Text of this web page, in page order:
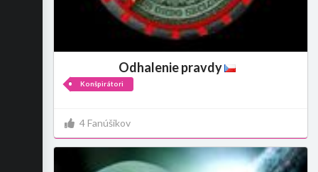
Odhalenie pravdy
Konšpirátori
4 Fanúšikov